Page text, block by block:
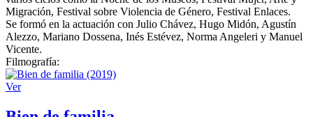
Migración, Festival sobre Violencia de Género, Festival Enlaces.
Se formó en la actuación con Julio Chávez, Hugo Midón, Agustín
Alezzo, Mariano Dossena, Inés Estévez, Norma Angeleri y Manuel
Vicente.
Filmografía:
Ver